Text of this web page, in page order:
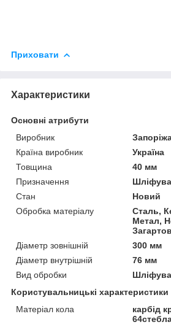
Приховати
Характеристики
Основні атрибути
Виробник
Країна виробник
Україна
Товщина
40 мм
Призначення
Стан
Новий
Обробка матеріалу
Сталь,
Метал,
Діаметр зовнішній
300 мм
Діаметр внутрішній
76 мм
Вид обробки
Користувальницькі характеристики
Матеріал кола
карбід